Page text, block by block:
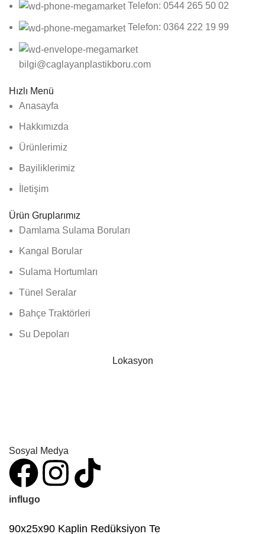
Telefon: 0544 265 50 02
Telefon: 0364 222 19 99
bilgi@caglayanplastikboru.com
Hızlı Menü
Anasayfa
Hakkımızda
Ürünlerimiz
Bayiliklerimiz
İletişim
Ürün Gruplarımız
Damlama Sulama Boruları
Kangal Borular
Sulama Hortumları
Tünel Seralar
Bahçe Traktörleri
Su Depoları
Lokasyon
Sosyal Medya
influgo
90x25x90 Kaplin Redüksiyon Te